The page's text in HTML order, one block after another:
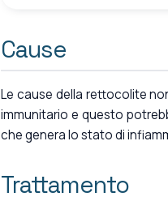
Cause
Le cause della rettocolite
immunitario e questo
che genera lo stato di
Trattamento